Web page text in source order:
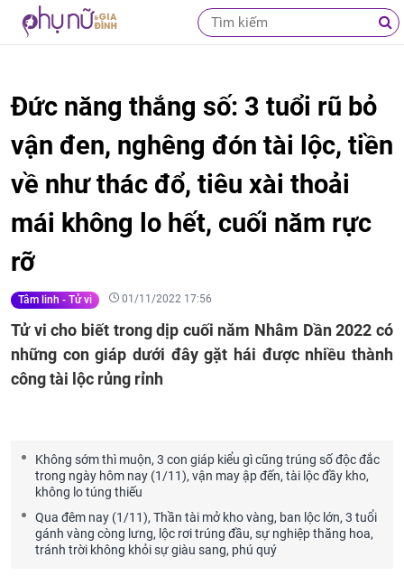
Đức năng thắng số: 3 tuổi rũ bỏ
vận đen, nghêng đón tài lộc, tiền
về như thác đổ, tiêu xài thoải
mái không lo hết, cuối năm rực
rỡ
Tâm linh - Tử vi 01/11/2022 17:56
Tử vi cho biết trong dịp cuối năm Nhâm Dần 2022 có
những con giáp dưới đây gặt hái được nhiều thành
công tài lộc rủng rỉnh
Không sớm thì muộn, 3 con giáp kiểu gì cũng trúng số độc đắc
trong ngày hôm nay (1/11), vận may ập đến, tài lộc đầy kho,
không lo túng thiếu
Qua đêm nay (1/11), Thần tài mở kho vàng, ban lộc lớn, 3 tuổi
gánh vàng còng lưng, lộc rơi trúng đầu, sự nghiệp thăng hoa,
tránh trời không khỏi sự giàu sang, phú quý